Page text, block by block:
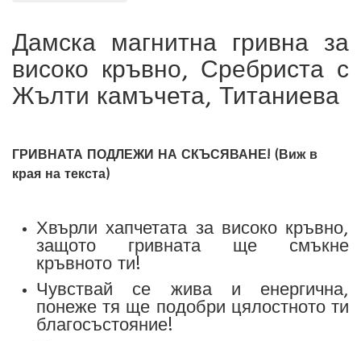
Дамска магнитна гривна за
високо кръвно, Сребриста с
Жълти камъчета, Титаниева
ГРИВНАТА ПОДЛЕЖИ НА СКЪСЯВАНЕ! (Виж в
края на текста)
Хвърли хапчетата за високо кръвно,
защото гривната ще смъкне
кръвното ти!
Чувствай се жива и енергична,
понеже тя ще подобри цялостното ти
благосъстояние!